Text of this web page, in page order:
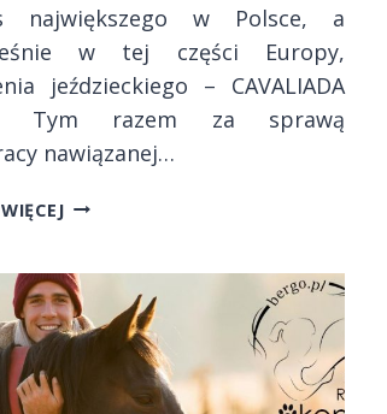
największego w Polsce, a
w tej części Europy,
jeździeckiego – CAVALIADA
Tym razem za sprawą
nawiązanej…
CAVALIADA